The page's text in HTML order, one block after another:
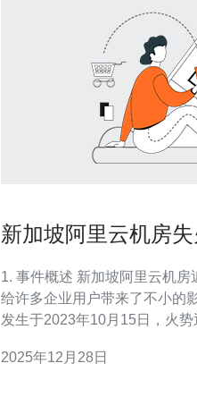
新加坡阿里云机房
1. 事件概述 新加坡阿里云机房近期发生了一起失火事件，
给许多企业用户带来了不小的
发生于2023年10月15日，火
企业重新审视自己的数据备份
2025年12月28日